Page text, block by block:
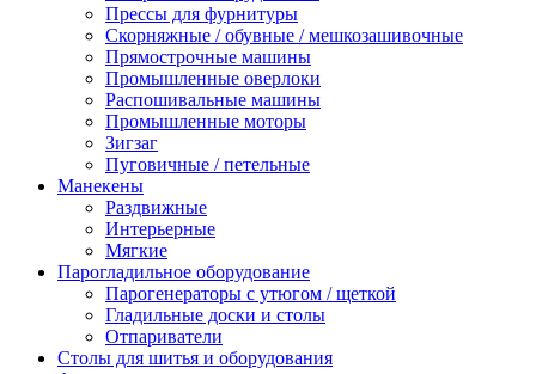
Прессы для фурнитуры
Скорняжные / обувные / мешкозашивочные
Прямострочные машины
Промышленные оверлоки
Распошивальные машины
Промышленные моторы
Зигзаг
Пуговичные / петельные
Манекены
Раздвижные
Интерьерные
Мягкие
Парогладильное оборудование
Парогенераторы с утюгом / щеткой
Гладильные доски и столы
Отпариватели
Столы для шитья и оборудования